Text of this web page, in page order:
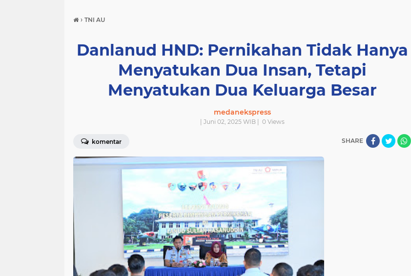
› TNI AU
Danlanud HND: Pernikahan Tidak Hanya
Menyatukan Dua Insan, Tetapi
Menyatukan Dua Keluarga Besar
medanekspress
| Juni 02, 2025 WIB | 0Views
komentar SHARE